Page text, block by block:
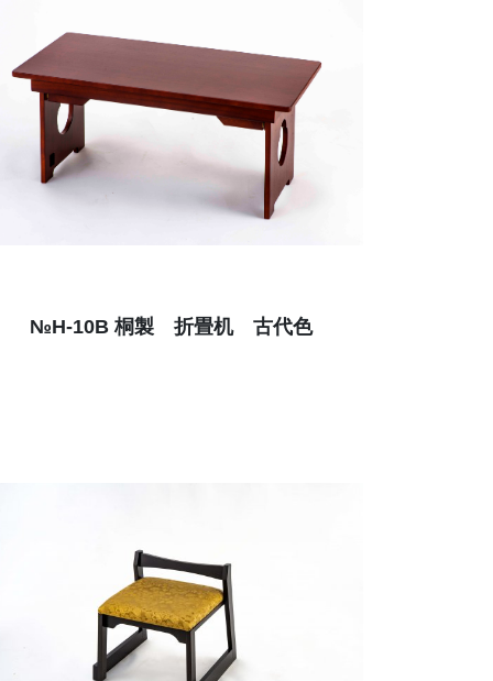
№H-10B 桐製 折畳机 古代色